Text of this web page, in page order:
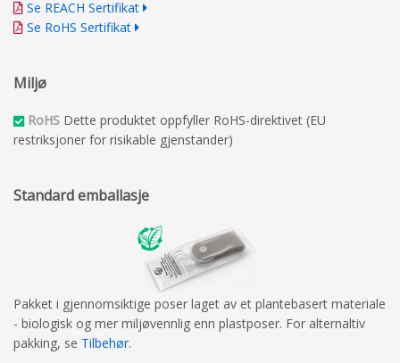
Se REACH Sertifikat
Se RoHS Sertifikat
Miljø
RoHS Dette produktet oppfyller RoHS-direktivet (EU
restriksjoner for risikable gjenstander)
Standard emballasje
Pakket i gjennomsiktige poser laget av et plantebasert materiale
- biologisk og mer miljøvennlig enn plastposer. For alternaltiv
pakking, se Tilbehør.